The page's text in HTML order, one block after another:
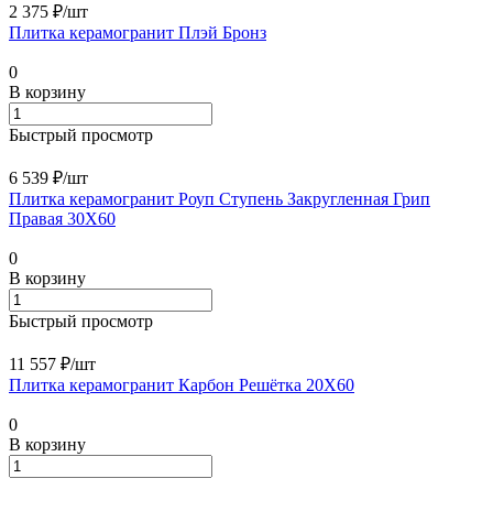
2 375 ₽/шт
Плитка керамогранит Плэй Бронз
0
В корзину
Быстрый просмотр
6 539 ₽/шт
Плитка керамогранит Роуп Ступень Закругленная Грип
Правая 30X60
0
В корзину
Быстрый просмотр
11 557 ₽/шт
Плитка керамогранит Карбон Решётка 20X60
0
В корзину